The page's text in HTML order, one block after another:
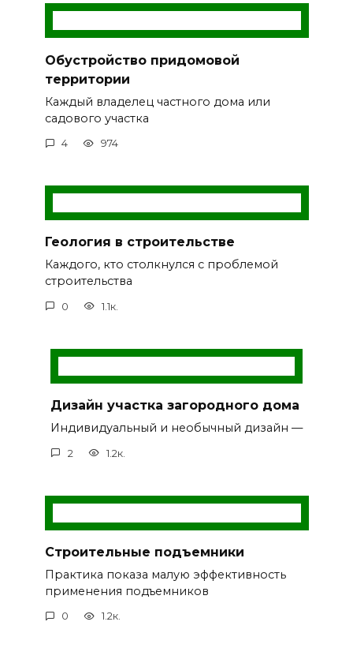
Обустройство придомовой
территории
Каждый владелец частного дома или
садового участка
4 974
Геология в строительстве
Каждого, кто столкнулся с проблемой
строительства
0 1.1к.
Дизайн участка загородного дома
Индивидуальный и необычный дизайн —
2 1.2к.
Строительные подъемники
Практика показа малую эффективность
применения подъемников
0 1.2к.